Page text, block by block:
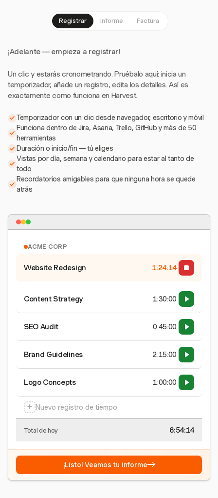
Registrar Informe Factura
¡Adelante — empieza a registrar!
Un clic y estarás cronometrando. Pruébalo aquí: inicia un
temporizador, añade un registro, edita los detalles. Así es
exactamente como funciona en Harvest.
Temporizador con un clic desde navegador, escritorio y móvil
Funciona dentro de Jira, Asana, Trello, GitHub y más de 50
herramientas
Duración o inicio/fin — tú eliges
Vistas por día, semana y calendario para estar al tanto de
todo
Recordatorios amigables para que ninguna hora se quede
atrás
ACME CORP
Website Redesign 1:24:15
Content Strategy 1:30:00
SEO Audit 0:45:00
Brand Guidelines 2:15:00
Logo Concepts 1:00:00
+ Nuevo registro de tiempo
Total de hoy 6:54:15
¡Listo! Veamos tu informe→